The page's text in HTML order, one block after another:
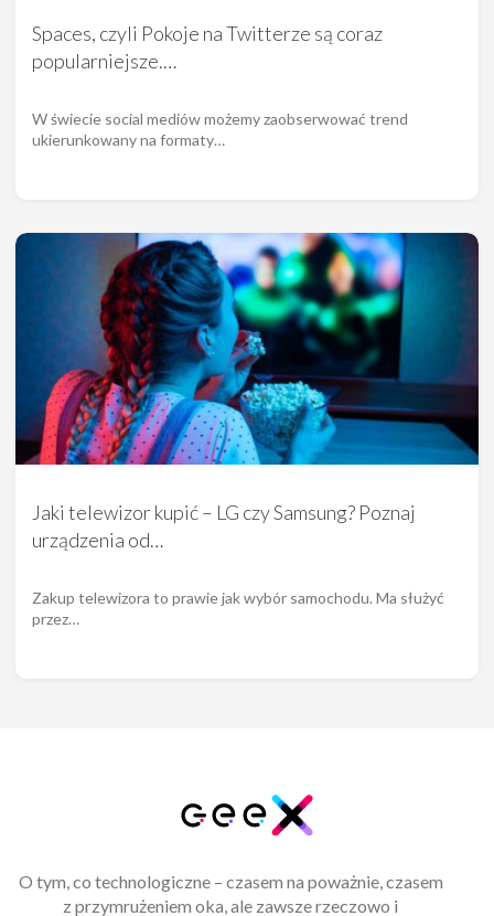
Spaces, czyli Pokoje na Twitterze są coraz
popularniejsze.…
W świecie social mediów możemy zaobserwować trend
ukierunkowany na formaty…
Jaki telewizor kupić – LG czy Samsung? Poznaj
urządzenia od…
Zakup telewizora to prawie jak wybór samochodu. Ma służyć
przez…
O tym, co technologiczne – czasem na poważnie, czasem
z przymrużeniem oka, ale zawsze rzeczowo i